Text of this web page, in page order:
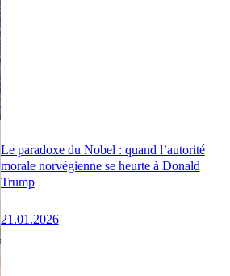
Le paradoxe du Nobel : quand l’autorité
morale norvégienne se heurte à Donald
Trump
21.01.2026